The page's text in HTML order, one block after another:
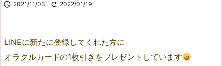
 2021/11/03  2022/01/19
LINEに新たに登録してくれた方に
オラクルカードの1枚引きをプレゼントしています